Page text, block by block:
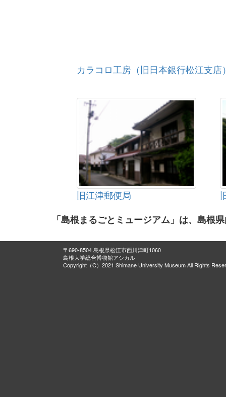
カラコロ工房（旧日本銀行松江支店
旧江津郵便局
「島根まるごとミュージアム」は、島根
〒690-8504 島根県松江市西川津町1060
島根大学総合博物館アシカル
Copyright（C）2021 Shimane University Museum All Rights